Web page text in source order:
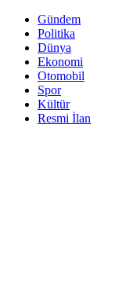
Gündem
Politika
Dünya
Ekonomi
Otomobil
Spor
Kültür
Resmi İlan